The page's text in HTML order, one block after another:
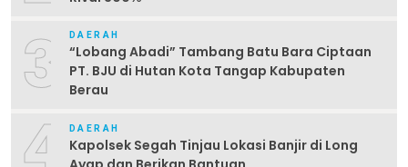
3 DAERAH
“Lobang Abadi” Tambang Batu Bara Ciptaan
PT. BJU di Hutan Kota Tangap Kabupaten
Berau
4 DAERAH
Kapolsek Segah Tinjau Lokasi Banjir di Long